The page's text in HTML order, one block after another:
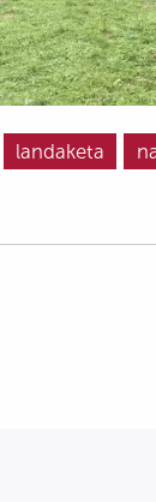
landaketa